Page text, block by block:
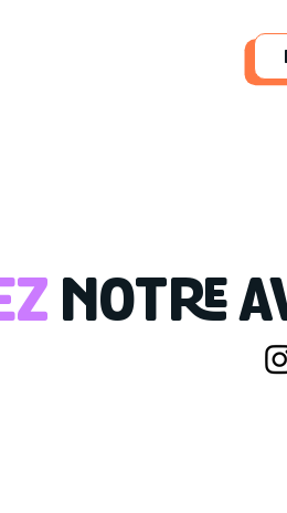
We tried out 4 deserts which
chocolate and lemon
for those hot summer
NOTRE